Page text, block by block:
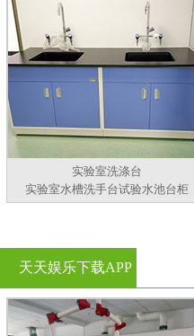
实验室洗涤台
实验室水槽洗手台试验水池台柜
天天娱乐下载APP
官方看黄片